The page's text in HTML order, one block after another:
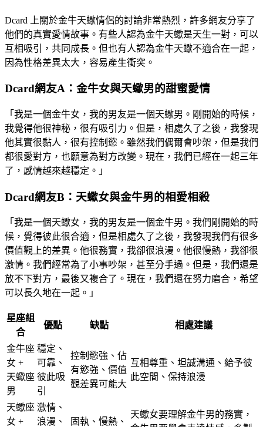
Dcard 上關於金牛天蠍情侶的討論非常熱烈，許多網友分享了
他們的真實愛情故事。有些人認為金牛天蠍是天生一對，可以
互相吸引，共同成長。但也有人認為金牛天蠍不適合在一起，
因為性格差異太大，容易產生衝突。
Dcard網友A：金牛女與天蠍男的甜蜜愛情
「我是一個金牛女，我的男友是一個天蠍男。剛開始的時候，
我覺得他很神秘，很有吸引力。但是，相處久了之後，我發現
他其實很黏人，很有控制慾。雖然我們偶爾會吵架，但是我們
都很愛對方，也願意為對方改變。現在，我們已經在一起三年
了，感情越來越穩定。」
Dcard網友B：天蠍女與金牛男的相愛相殺
「我是一個天蠍女，我的男友是一個金牛男。我們剛開始的時
候，覺得彼此很合適，但是相處久了之後，我發現我們有很多
價值觀上的差異。他很務實，我卻很浪漫。他很慢熱，我卻很
激情。我們經常為了小事吵架，甚至分手過。但是，我們還是
放不下對方，最後又複合了。現在，我們還在努力磨合，希望
可以長久地在一起。」
星座組
合
優點 缺點 相處建議
金牛座
女 +
天蠍座
男
穩定、
可靠、
彼此吸
引
控制慾強、佔
有慾強、價值
觀差異可能大
互相尊重、坦誠溝通、給予彼
此空間、保持浪漫
天蠍座
女 +
激情、
浪漫、
固執、慢熱、
天蠍女要理解金牛男的務實，